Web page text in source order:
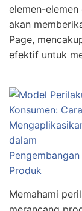
elemen-
akan
Page,
efektif untuk
Memahami